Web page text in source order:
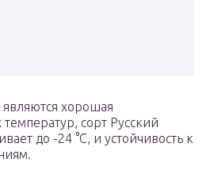
хорошая
сорт Русский
до -24 °С, и устойчивость к